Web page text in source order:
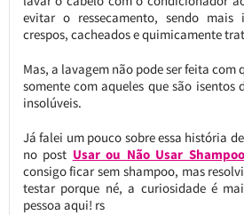
evitar o ressecamento, sendo mais
crespos, cacheados e quimicamente
Mas, a lavagem não pode ser feita
somente com aqueles que são isentos
insolúveis.
Já falei um pouco sobre essa história
no post Usar ou Não Usar Shampoo
consigo ficar sem shampoo, mas
testar porque né, a curiosidade é
pessoa aqui! rs